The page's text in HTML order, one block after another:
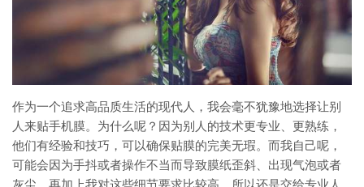
作为一个追求高品质生活的现代人，我会毫不犹豫地选择让别
人来贴手机膜。为什么呢？因为别人的技术更专业、更熟练，
他们有经验和技巧，可以确保贴膜的完美无瑕。而我自己呢，
可能会因为手抖或者操作不当而导致膜纸歪斜、出现气泡或者